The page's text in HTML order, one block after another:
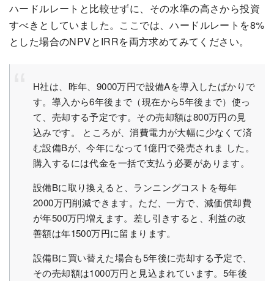
ハードルレートと比較せずに、その水準の高さから投資
すべきとしていました。ここでは、ハードルレートを8%
とした場合のNPVとIRRを両方求めてみてください。
H社は、昨年、9000万円で設備Aを導入したばかりで
す。導入から6年後まで（現在から5年後まで）使っ
て、売却する予定です。その売却額は800万円の見
込みです。 ところが、消費電力が大幅に少なくて済
む設備Bが、今年になって1億円で発売されま した。
購入するには代金を一括で支払う必要があります。
設備Bに取り換えると、ランニングコストを毎年
2000万円削減できます。ただ、一方で、減価償却費
が年500万円増えます。差し引きすると、利益の改
善額は年1500万円に留まります。
設備Bに買い替えた場合も5年後に売却する予定で、
その売却額は1000万円と見込まれています。5年後